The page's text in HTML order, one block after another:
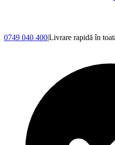
0749 040 400|Livrare rapidă în